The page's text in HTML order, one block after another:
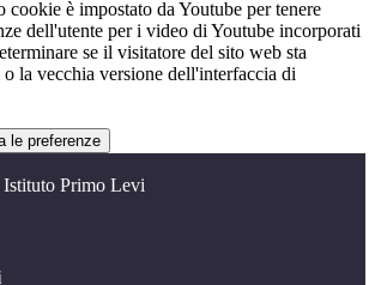
cookie è impostato da Youtube per tenere
dell'utente per i video di Youtube incorporati
se il visitatore del sito web sta
la vecchia versione dell'interfaccia di
le preferenze
Istituto Primo Levi